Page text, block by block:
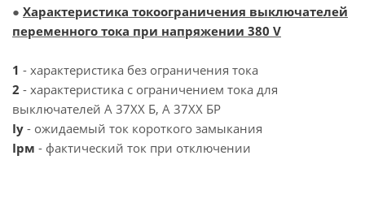
● Характеристика токоограничения выключателей
переменного тока при напряжении 380 V
1 - характеристика без ограничения тока
2 - характеристика с ограничением тока для
выключателей А 37ХХ Б, А 37ХХ БР
Iy - ожидаемый ток короткого замыкания
Iрм - фактический ток при отключении